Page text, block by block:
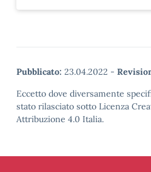
Pubblicato: 23.04.2022 -
Eccetto dove diversamente
stato rilasciato sotto Licenza
Attribuzione 4.0 Italia.